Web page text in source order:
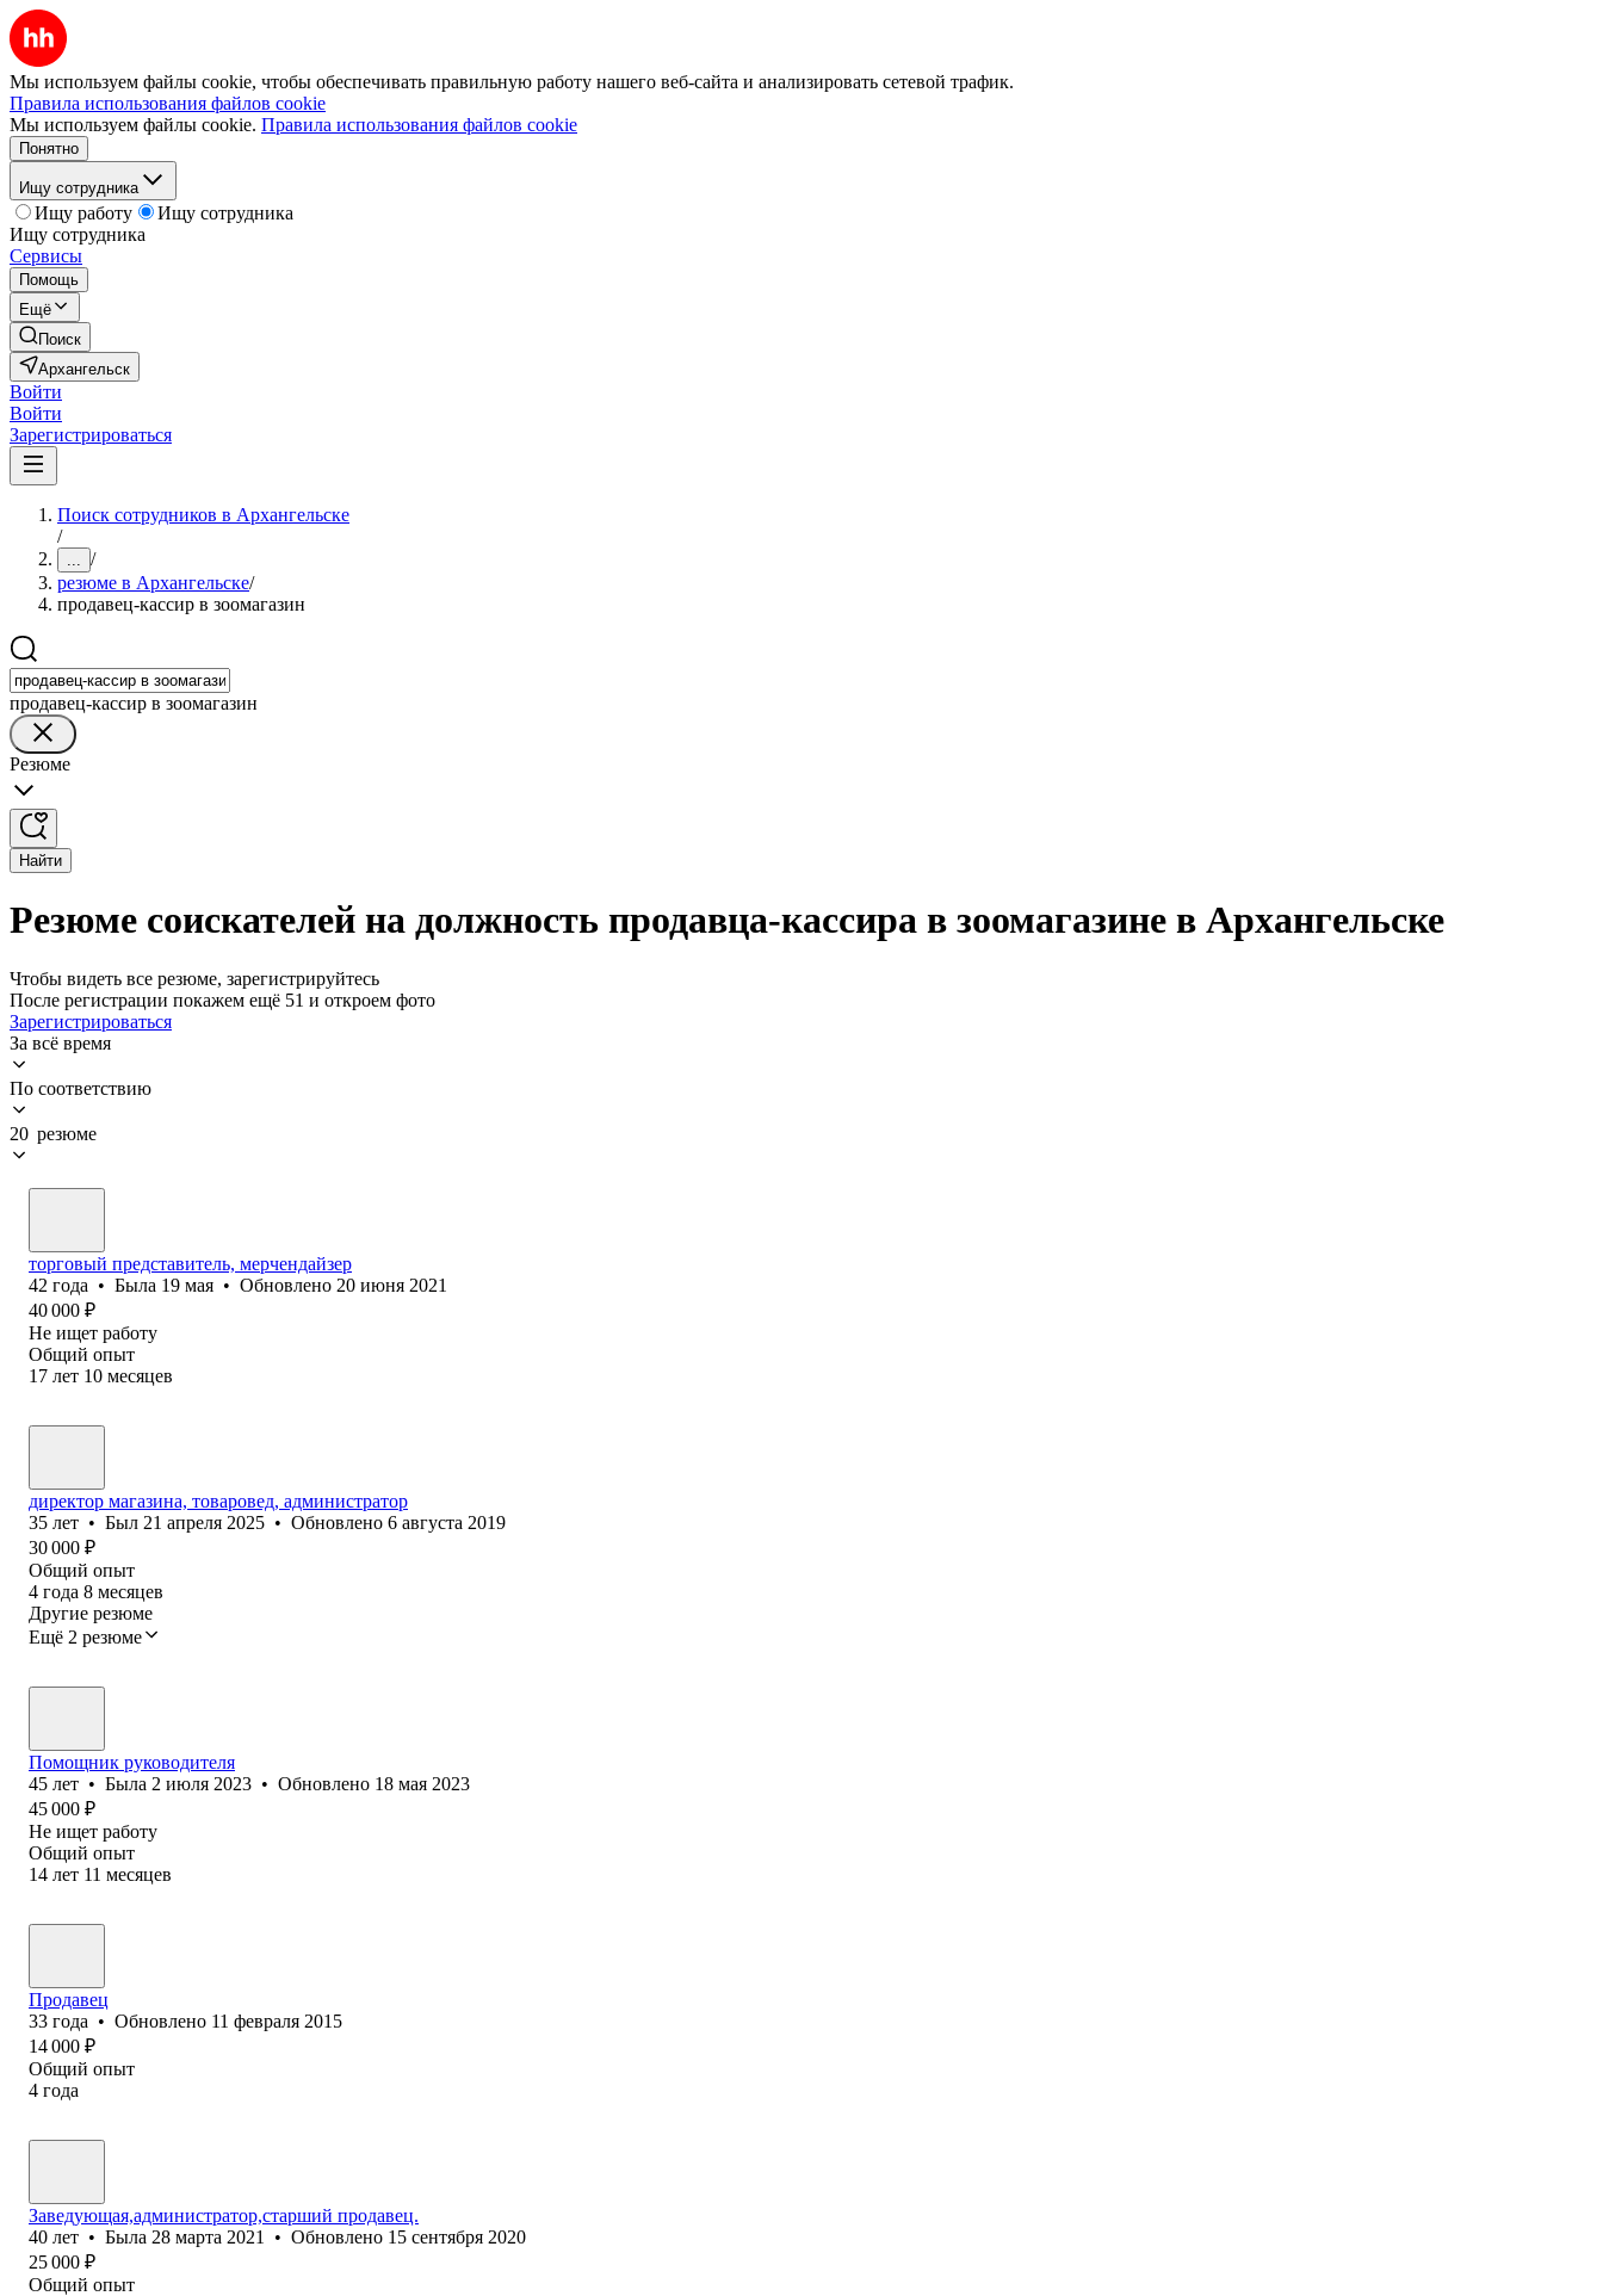
Мы используем файлы cookie, чтобы обеспечивать правильную работу нашего веб-сайта и анализировать сетевой трафик.
Правила использования файлов cookie
Мы используем файлы cookie. Правила использования файлов cookie
Понятно
Ищу сотрудника
Ищу работу
Ищу сотрудника
Ищу сотрудника
Сервисы
Помощь
Ещё
Поиск
Архангельск
Войти
Войти
Зарегистрироваться
Поиск сотрудников в Архангельске
/
... /
резюме в Архангельске/
продавец-кассир в зоомагазин
продавец-кассир в зоомагазин
Резюме
Найти
Резюме соискателей на должность продавца-кассира в зоомагазине в Архангельске
Чтобы видеть все резюме, зарегистрируйтесь
После регистрации покажем ещё 51 и откроем фото
Зарегистрироваться
За всё время
По соответствию
20 резюме
торговый представитель, мерчендайзер
42 года • Была 19 мая • Обновлено 20 июня 2021
40 000 ₽
Не ищет работу
Общий опыт
17 лет 10 месяцев
директор магазина, товаровед, администратор
35 лет • Был 21 апреля 2025 • Обновлено 6 августа 2019
30 000 ₽
Общий опыт
4 года 8 месяцев
Другие резюме
Ещё 2 резюме
Помощник руководителя
45 лет • Была 2 июля 2023 • Обновлено 18 мая 2023
45 000 ₽
Не ищет работу
Общий опыт
14 лет 11 месяцев
Продавец
33 года • Обновлено 11 февраля 2015
14 000 ₽
Общий опыт
4 года
Заведующая,администратор,старший продавец.
40 лет • Была 28 марта 2021 • Обновлено 15 сентября 2020
25 000 ₽
Общий опыт